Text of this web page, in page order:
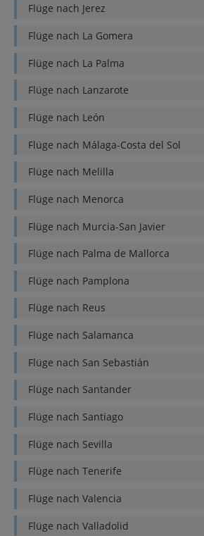
Flüge nach Jerez
Flüge nach La Gomera
Flüge nach La Palma
Flüge nach Lanzarote
Flüge nach León
Flüge nach Málaga-Costa del Sol
Flüge nach Melilla
Flüge nach Menorca
Flüge nach Murcia-San Javier
Flüge nach Palma de Mallorca
Flüge nach Pamplona
Flüge nach Reus
Flüge nach Salamanca
Flüge nach San Sebastián
Flüge nach Santander
Flüge nach Santiago
Flüge nach Sevilla
Flüge nach Tenerife
Flüge nach Valencia
Flüge nach Valladolid